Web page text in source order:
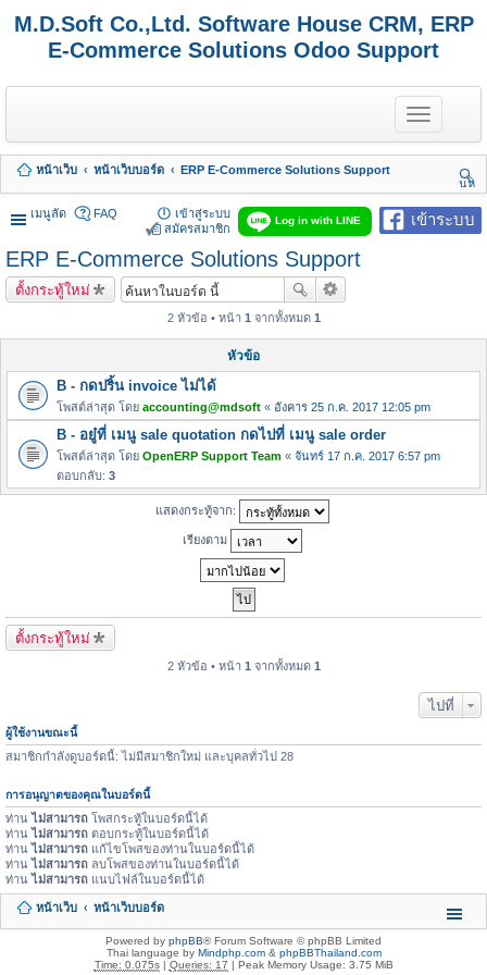
M.D.Soft Co.,Ltd. Software House CRM, ERP
E-Commerce Solutions Odoo Support
T
o
g
e
n
a
o
หน้าเว็บ หน้าเว็บบอร์ด
ERP E-Commerce Solutions Support
นห
า
เมนูลัด
เข้าระบบ
Log in with LINE
FAQ
เข้าสู่ระบบ
สมัครสมาชิก
ERP E-Commerce Solutions Support
ตั้งกระทู้ใหม่
2 หัวข้อ • หน้า 1 จากทั้งหมด 1
หัวข้อ
B - กดปริ้น invoice ไม่ได้
โพสต์ล่าสุด โดย accounting@mdsoft « อังคาร 25 ก.ค. 2017 12:05 pm
B - อยู๋ที่ เมนู sale quotation กดไปที่ เมนู sale order
โพสต์ล่าสุด โดย OpenERP Support Team « จันทร์ 17 ก.ค. 2017 6:57 pm
ตอบกลับ: 3
แสดงกระทู้จาก:
เรียงตาม
ตั้งกระทู้ใหม่
2 หัวข้อ • หน้า 1 จากทั้งหมด 1
ไปที่
ผู้ใช้งานขณะนี้
สมาชิกกำลังดูบอร์ดนี้: ไม่มีสมาชิกใหม่ และบุคลทั่วไป 28
การอนุญาตของคุณในบอร์ดนี้
ท่านไม่สามารถ โพสกระทู้ในบอร์ดนี้ได้
ท่านไม่สามารถ ตอบกระทู้ในบอร์ดนี้ได้
ท่านไม่สามารถ แก้ไขโพสของท่านในบอร์ดนี้ได้
ท่านไม่สามารถ ลบโพสของท่านในบอร์ดนี้ได้
ท่านไม่สามารถ แนบไฟล์ในบอร์ดนี้ได้
หน้าเว็บ หน้าเว็บบอร์ด
Powered by phpBB® Forum Software © phpBB Limited
Thai language by Mindphp.com& phpBBThailand.com
Time: 0.075s| Queries: 17 | Peak Memory Usage: 3.75 MiB